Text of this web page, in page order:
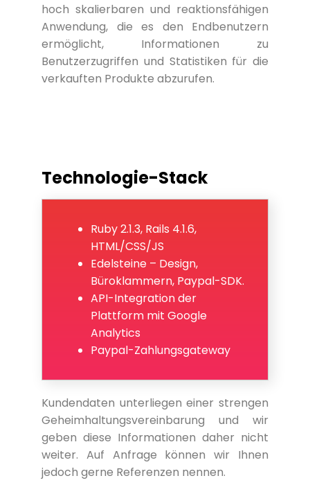
hoch skalierbaren und reaktionsfähigen
Anwendung, die es den Endbenutzern
ermöglicht, Informationen zu
Benutzerzugriffen und Statistiken für die
verkauften Produkte abzurufen.
Technologie-Stack
Ruby 2.1.3, Rails 4.1.6,
HTML/CSS/JS
Edelsteine – Design,
Büroklammern, Paypal-SDK.
API-Integration der
Plattform mit Google
Analytics
Paypal-Zahlungsgateway
Kundendaten unterliegen einer strengen
Geheimhaltungsvereinbarung und wir
geben diese Informationen daher nicht
weiter. Auf Anfrage können wir Ihnen
jedoch gerne Referenzen nennen.